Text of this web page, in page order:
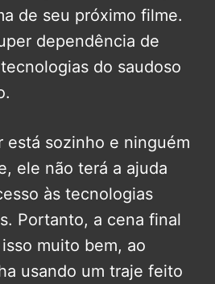
de seu próximo filme.
dependência de
do saudoso
está sozinho e ninguém
ele não terá a ajuda
às tecnologias
Portanto, a cena final
muito bem, ao
usando um traje feito